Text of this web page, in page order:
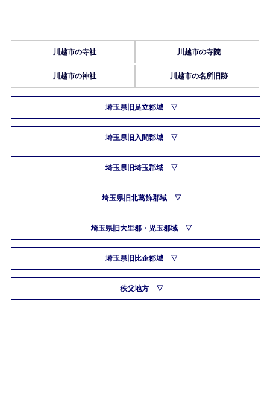
川越市の寺社 川越市の寺院
川越市の神社 川越市の名所旧跡
埼玉県旧足立郡域
埼玉県旧入間郡域
埼玉県旧埼玉郡域
埼玉県旧北葛飾郡域
埼玉県旧大里郡・児玉郡域
埼玉県旧比企郡域
秩父地方